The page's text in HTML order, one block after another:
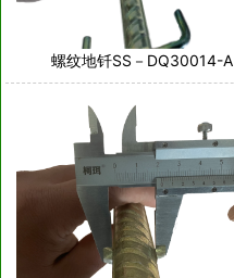
螺纹地钎SS－DQ30014-A